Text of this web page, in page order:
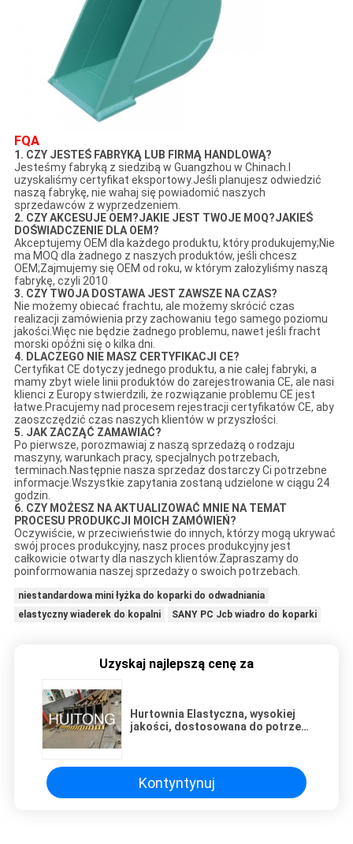
FQA
1. CZY JESTEŚ FABRYKĄ LUB FIRMĄ HANDLOWĄ?
Jesteśmy fabryką z siedzibą w Guangzhou w Chinach.I
uzyskaliśmy certyfikat eksportowy.Jeśli planujesz odwiedzić
naszą fabrykę, nie wahaj się powiadomić naszych
sprzedawców z wyprzedzeniem.
2. CZY AKCESUJE OEM?JAKIE JEST TWOJE MOQ?JAKIEŚ
DOŚWIADCZENIE DLA OEM?
Akceptujemy OEM dla każdego produktu, który produkujemy;Nie
ma MOQ dla żadnego z naszych produktów, jeśli chcesz
OEM;Zajmujemy się OEM od roku, w którym założyliśmy naszą
fabrykę, czyli 2010
3. CZY TWOJA DOSTAWA JEST ZAWSZE NA CZAS?
Nie możemy obiecać frachtu, ale możemy skrócić czas
realizacji zamówienia przy zachowaniu tego samego poziomu
jakości.Więc nie będzie żadnego problemu, nawet jeśli fracht
morski opóźni się o kilka dni.
4. DLACZEGO NIE MASZ CERTYFIKACJI CE?
Certyfikat CE dotyczy jednego produktu, a nie całej fabryki, a
mamy zbyt wiele linii produktów do zarejestrowania CE, ale nasi
klienci z Europy stwierdzili, że rozwiązanie problemu CE jest
łatwe.Pracujemy nad procesem rejestracji certyfikatów CE, aby
zaoszczędzić czas naszych klientów w przyszłości.
5. JAK ZACZĄĆ ZAMAWIAĆ?
Po pierwsze, porozmawiaj z naszą sprzedażą o rodzaju
maszyny, warunkach pracy, specjalnych potrzebach,
terminach.Następnie nasza sprzedaż dostarczy Ci potrzebne
informacje.Wszystkie zapytania zostaną udzielone w ciągu 24
godzin.
6. CZY MOŻESZ NA AKTUALIZOWAĆ MNIE NA TEMAT
PROCESU PRODUKCJI MOICH ZAMÓWIEŃ?
Oczywiście, w przeciwieństwie do innych, którzy mogą ukrywać
swój proces produkcyjny, nasz proces produkcyjny jest
całkowicie otwarty dla naszych klientów.Zapraszamy do
poinformowania naszej sprzedaży o swoich potrzebach.
niestandardowa mini łyżka do koparki do odwadniania
elastyczny wiaderek do kopalni
SANY PC Jcb wiadro do koparki
Uzyskaj najlepszą cenę za
Hurtownia Elastyczna, wysokiej
jakości, dostosowana do potrzeb
Kontyntynuj